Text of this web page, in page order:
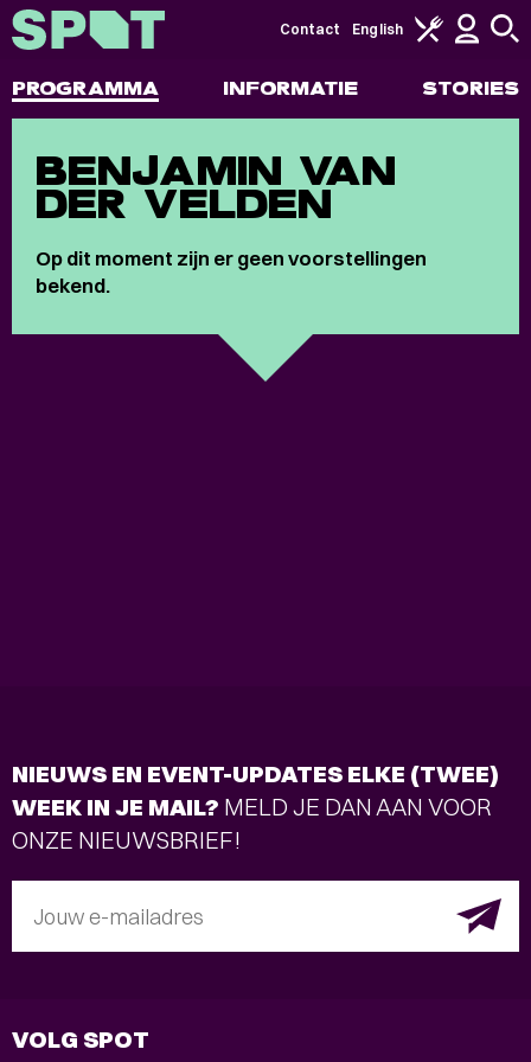
PROGRAMMA INFORMATIE STORIES
Contact English
BENJAMIN VAN
DER VELDEN
Op dit moment zijn er geen voorstellingen
bekend.
NIEUWS EN EVENT-UPDATES ELKE (TWEE)
WEEK IN JE MAIL? MELD JE DAN AAN VOOR
ONZE NIEUWSBRIEF!
Jouw e-mailadres
VOLG SPOT